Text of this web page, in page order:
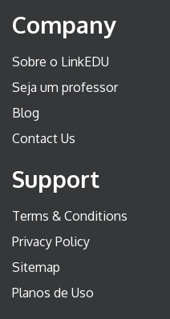
Company
Sobre o LinkEDU
Seja um professor
Blog
Contact Us
Support
Terms & Conditions
Privacy Policy
Sitemap
Planos de Uso